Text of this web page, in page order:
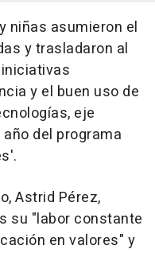
niñas asumieron el
y trasladaron al
y el buen uso de
eje
del programa
Astrid Pérez,
su "labor constante
en valores" y